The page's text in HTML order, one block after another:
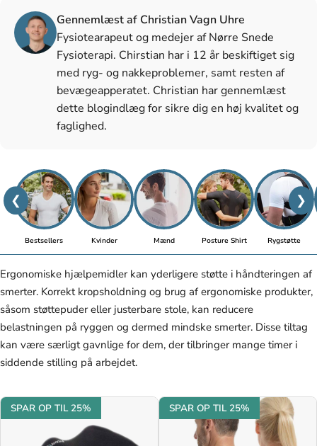
Gennemlæst af Christian Vagn Uhre
Fysiotearapeut og medejer af Nørre Snede
Fysioterapi. Chirstian har i 12 år beskiftiget sig
med ryg- og nakkeproblemer, samt resten af
bevægeapperatet. Christian har gennemlæst
dette blogindlæg for sikre dig en høj kvalitet og
faglighed.
❮ ❯
Bestsellers Kvinder Mænd Posture Shirt Rygstøtte
Ergonomiske hjælpemidler kan yderligere støtte i håndteringen af
smerter. Korrekt kropsholdning og brug af ergonomiske produkter,
såsom støttepuder eller justerbare stole, kan reducere
belastningen på ryggen og dermed mindske smerter. Disse tiltag
kan være særligt gavnlige for dem, der tilbringer mange timer i
siddende stilling på arbejdet.
SPAR OP TIL 25% SPAR OP TIL 25%